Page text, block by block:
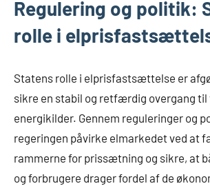
Regulering og politik:
rolle i
Statens rolle i elprisfastsættelse er
sikre en stabil og retfærdig overgang til
energikilder. Gennem reguleringer og
regeringen påvirke elmarkedet ved at
rammerne for prissætning og sikre, at
og forbrugere drager fordel af de